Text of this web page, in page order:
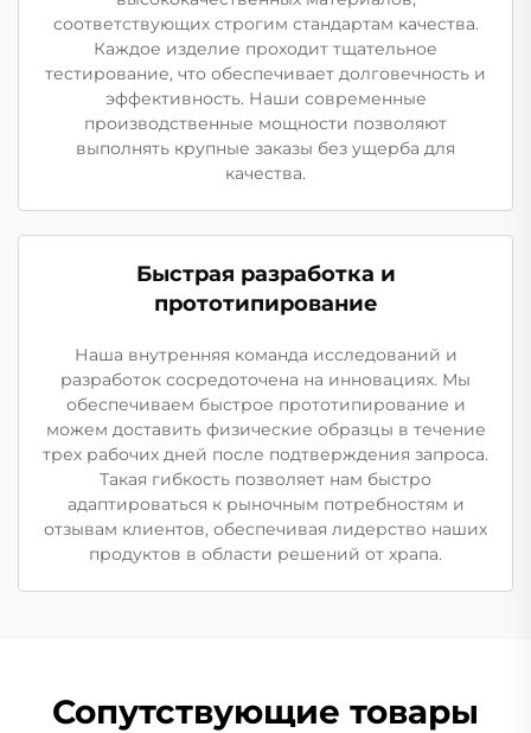
соответствующих строгим стандартам качества.
Каждое изделие проходит тщательное
тестирование, что обеспечивает долговечность и
эффективность. Наши современные
производственные мощности позволяют
выполнять крупные заказы без ущерба для
качества.
Быстрая разработка и
прототипирование
Наша внутренняя команда исследований и
разработок сосредоточена на инновациях. Мы
обеспечиваем быстрое прототипирование и
можем доставить физические образцы в течение
трех рабочих дней после подтверждения запроса.
Такая гибкость позволяет нам быстро
адаптироваться к рыночным потребностям и
отзывам клиентов, обеспечивая лидерство наших
продуктов в области решений от храпа.
Сопутствующие товары